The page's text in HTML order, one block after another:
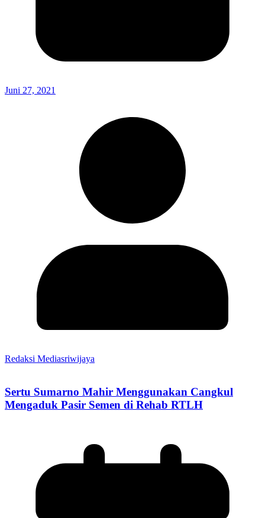
Juni 27, 2021
Redaksi Mediasriwijaya
Sertu Sumarno Mahir Menggunakan Cangkul
Mengaduk Pasir Semen di Rehab RTLH